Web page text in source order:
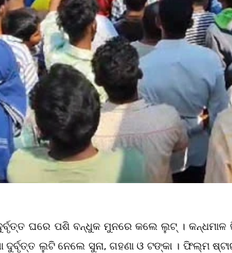
ଦୁର୍ବୃତ୍ତ ଘରେ ପଶି ବନ୍ଧୁକ ମୁନରେ କଲେ ଲୁଟ୍ ।
ଲୁଟି ନେଲେ ସୁନା, ଗହଣା ଓ ଟଙ୍କା । ଫିଲ୍ମ